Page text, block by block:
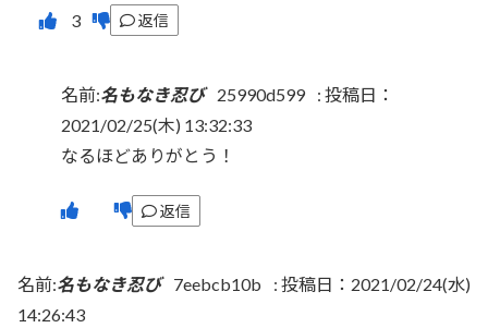
返信
名前:名もなき忍び 25990d599 : 投稿日：
2021/02/25(木) 13:32:33
なるほどありがとう！
返信
名前:名もなき忍び 7eebcb10b : 投稿日：2021/02/24(水)
14:26:43